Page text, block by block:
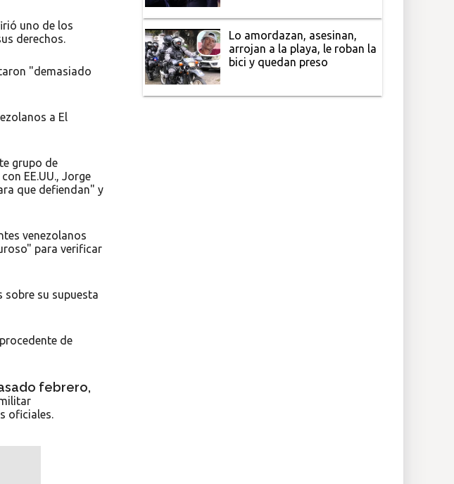
uno de los
derechos.
"demasiado
a El
grupo de
EE.UU., Jorge
que defiendan" y
venezolanos
para verificar
sobre su supuesta
de
febrero,
oficiales.
Lo amordazan, asesinan,
arrojan a la playa, le roban la
bici y quedan preso